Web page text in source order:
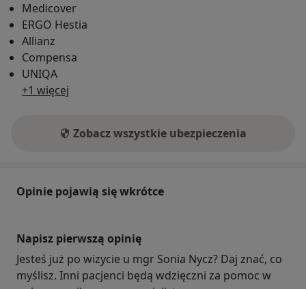
Medicover
ERGO Hestia
Allianz
Compensa
UNIQA
+1 więcej
Zobacz wszystkie ubezpieczenia
Opinie pojawią się wkrótce
Napisz pierwszą opinię
Jesteś już po wizycie u mgr Sonia Nycz? Daj znać, co
myślisz. Inni pacjenci będą wdzięczni za pomoc w